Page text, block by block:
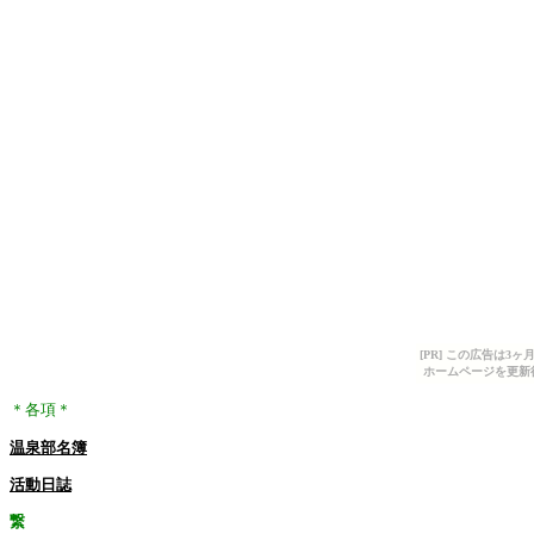
[PR] この広告は3ヶ
ホームページを更
＊各項＊
温泉部名簿
活動日誌
繋